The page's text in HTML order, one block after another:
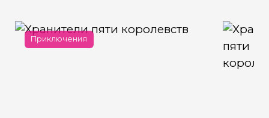
Приключения